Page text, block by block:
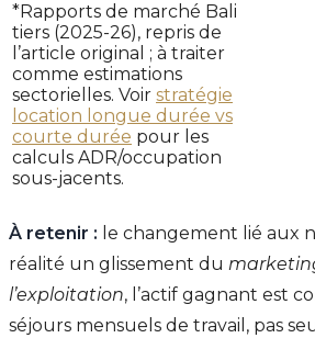
*Rapports de marché Bali
tiers (2025-26), repris de
l’article original ; à traiter
comme estimations
sectorielles. Voir stratégie
location longue durée vs
courte durée pour les
calculs ADR/occupation
sous-jacents.
À retenir : le changement lié aux
réalité un glissement du
l’exploitation, l’actif gagnant est
séjours mensuels de travail, pas